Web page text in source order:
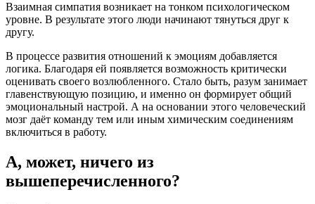
Взаимная симпатия возникает на тонком психологическом
уровне. В результате этого люди начинают тянуться друг к
другу.
В процессе развития отношений к эмоциям добавляется
логика. Благодаря ей появляется возможность критически
оценивать своего возлюбленного. Стало быть, разум занимает
главенствующую позицию, и именно он формирует общий
эмоциональный настрой. А на основании этого человеческий
мозг даёт команду тем или иным химическим соединениям
включиться в работу.
А, может, ничего из
вышеперечисленного?